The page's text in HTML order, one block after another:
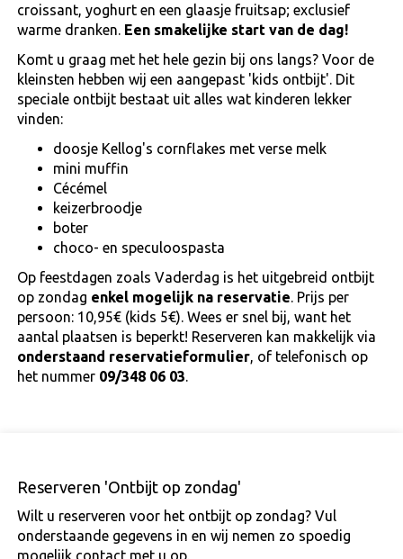
croissant, yoghurt en een glaasje fruitsap; exclusief
warme dranken. Een smakelijke start van de dag!
Komt u graag met het hele gezin bij ons langs? Voor de
kleinsten hebben wij een aangepast 'kids ontbijt'. Dit
speciale ontbijt bestaat uit alles wat kinderen lekker
vinden:
doosje Kellog's cornflakes met verse melk
mini muffin
Cécémel
keizerbroodje
boter
choco- en speculoospasta
Op feestdagen zoals Vaderdag is het uitgebreid ontbijt
op zondag enkel mogelijk na reservatie. Prijs per
persoon: 10,95€ (kids 5€). Wees er snel bij, want het
aantal plaatsen is beperkt! Reserveren kan makkelijk via
onderstaand reservatieformulier, of telefonisch op
het nummer 09/348 06 03.
Reserveren 'Ontbijt op zondag'
Wilt u reserveren voor het ontbijt op zondag? Vul
onderstaande gegevens in en wij nemen zo spoedig
mogelijk contact met u op.